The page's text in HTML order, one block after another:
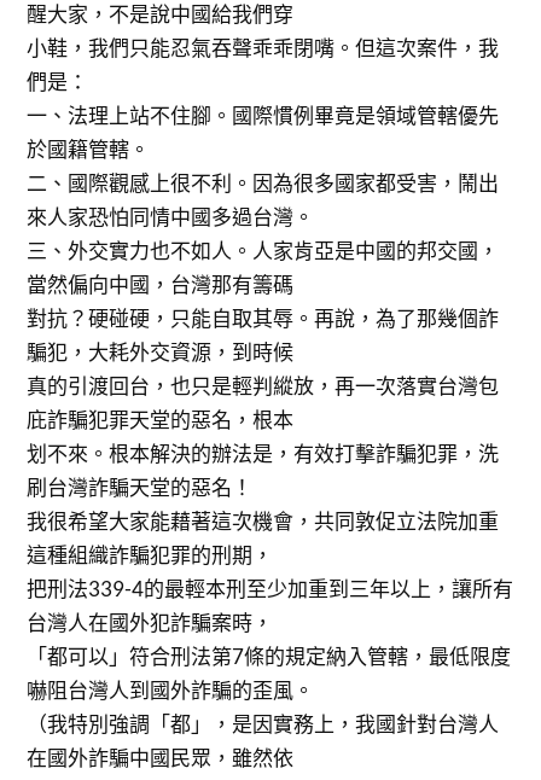
醒大家，不是說中國給我們穿
小鞋，我們只能忍氣吞聲乖乖閉嘴。但這次案件，我
們是：
一、法理上站不住腳。國際慣例畢竟是領域管轄優先
於國籍管轄。
二、國際觀感上很不利。因為很多國家都受害，鬧出
來人家恐怕同情中國多過台灣。
三、外交實力也不如人。人家肯亞是中國的邦交國，
當然偏向中國，台灣那有籌碼
對抗？硬碰硬，只能自取其辱。再說，為了那幾個詐
騙犯，大耗外交資源，到時候
真的引渡回台，也只是輕判縱放，再一次落實台灣包
庇詐騙犯罪天堂的惡名，根本
划不來。根本解決的辦法是，有效打擊詐騙犯罪，洗
刷台灣詐騙天堂的惡名！
我很希望大家能藉著這次機會，共同敦促立法院加重
這種組織詐騙犯罪的刑期，
把刑法339-4的最輕本刑至少加重到三年以上，讓所有
台灣人在國外犯詐騙案時，
「都可以」符合刑法第7條的規定納入管轄，最低限度
嚇阻台灣人到國外詐騙的歪風。
（我特別強調「都」，是因實務上，我國針對台灣人
在國外詐騙中國民眾，雖然依